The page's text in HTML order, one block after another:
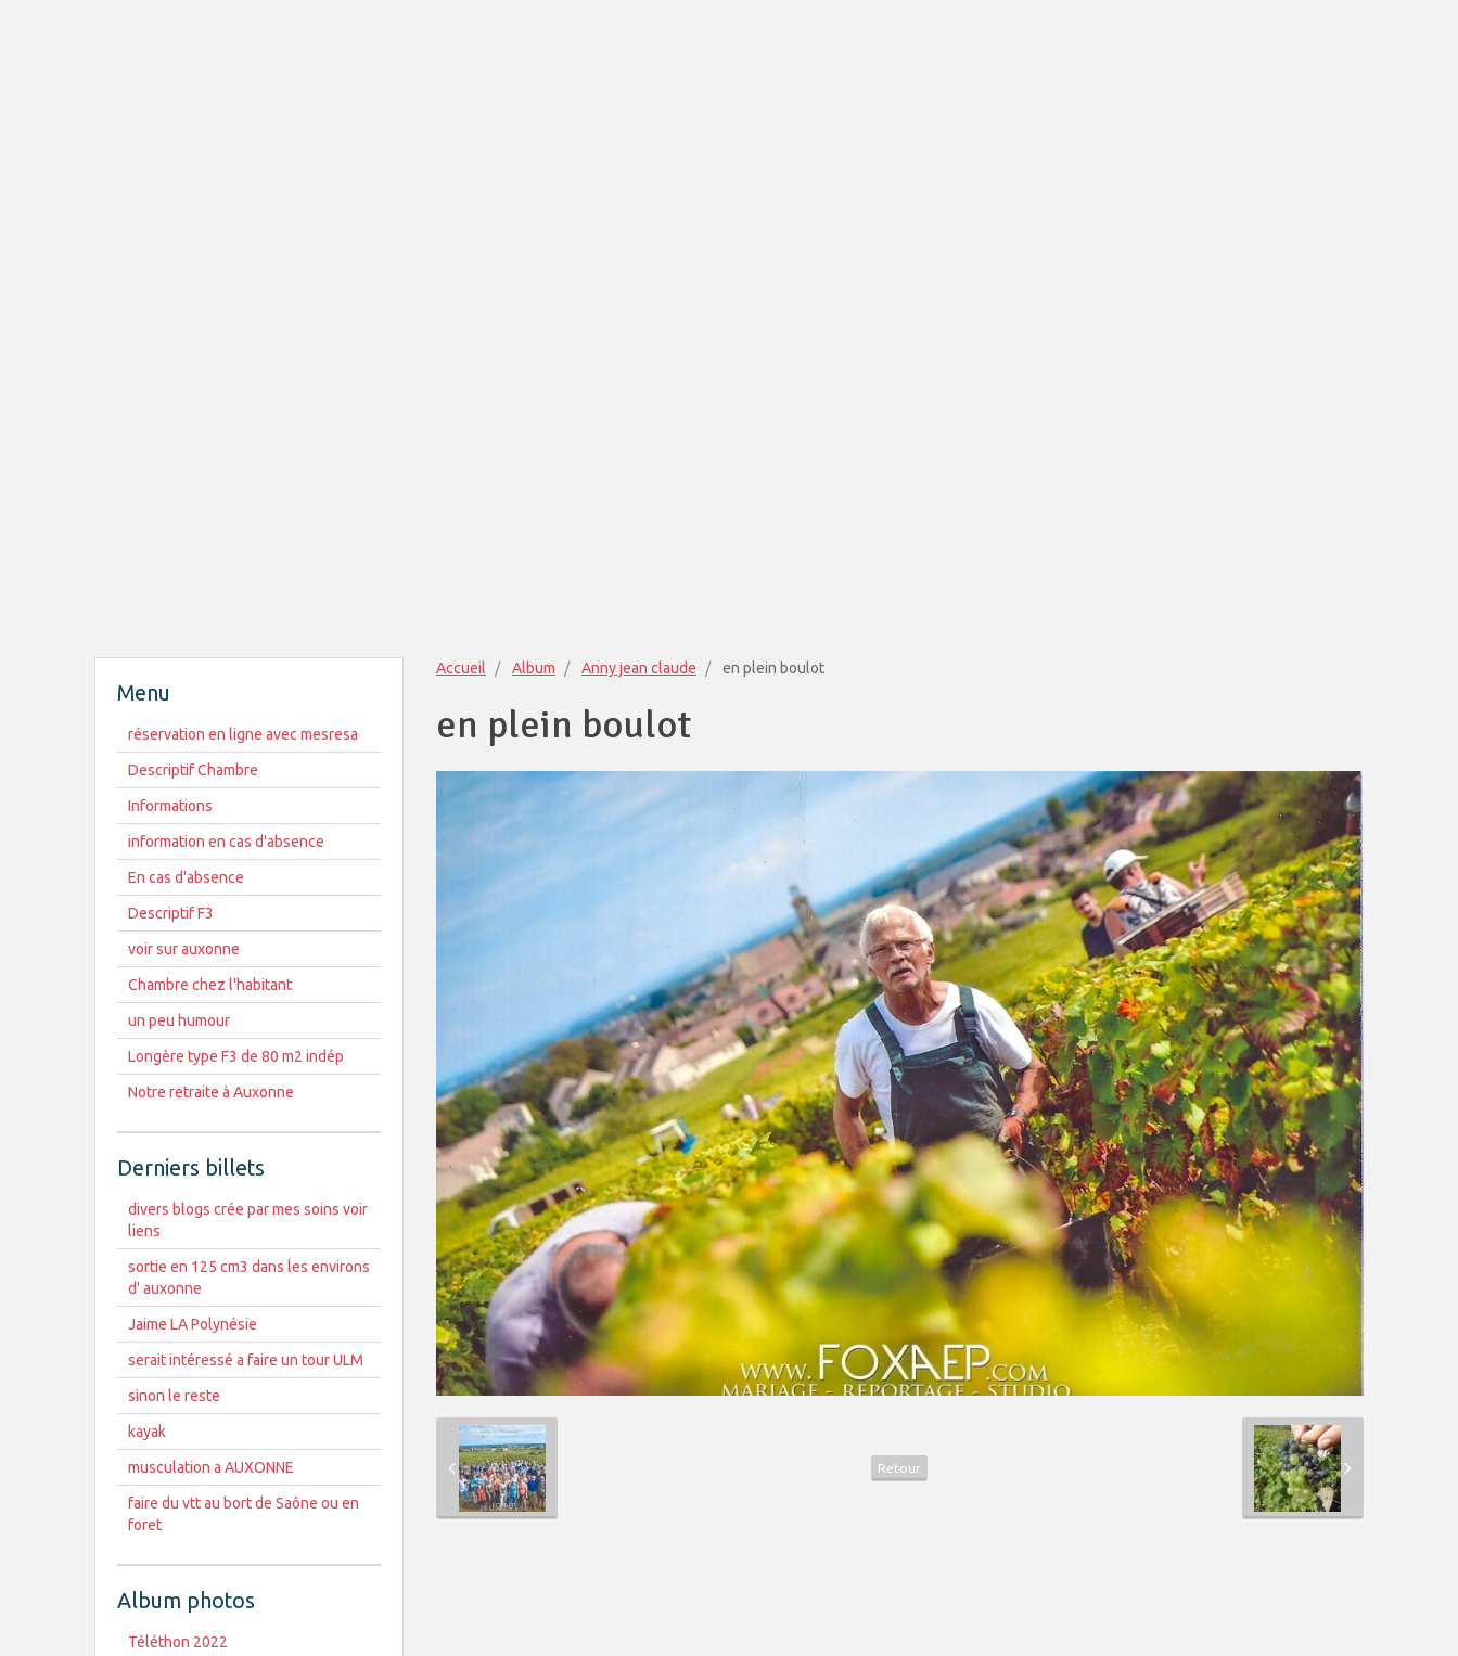
Accueil Album Anny jean claude en plein boulot
en plein boulot
Retour
Menu
réservation en ligne avec mesresa
Descriptif Chambre
Informations
information en cas d'absence
En cas d'absence
Descriptif F3
voir sur auxonne
Chambre chez l'habitant
un peu humour
Longère type F3 de 80 m2 indép
Notre retraite à Auxonne
Derniers billets
divers blogs crée par mes soins voir
liens
sortie en 125 cm3 dans les environs
d' auxonne
Jaime LA Polynésie
serait intéressé a faire un tour ULM
sinon le reste
kayak
musculation a AUXONNE
faire du vtt au bort de Saône ou en
foret
Album photos
Téléthon 2022